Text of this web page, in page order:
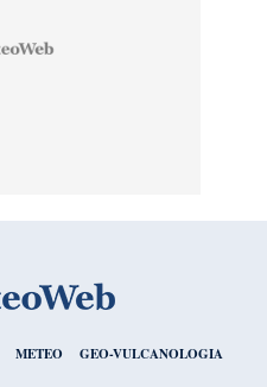
METEO GEO-VULCANOLOGIA